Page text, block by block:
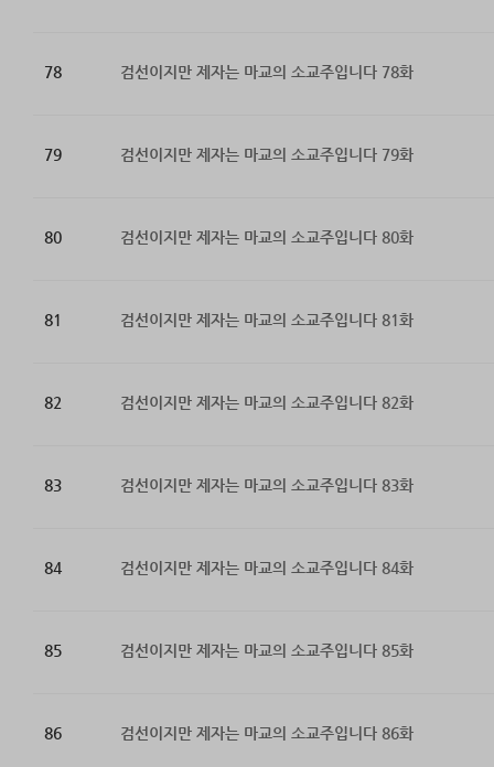
78 검선이지만 제자는 마교의 소교주입니다 78화
79 검선이지만 제자는 마교의 소교주입니다 79화
80 검선이지만 제자는 마교의 소교주입니다 80화
81 검선이지만 제자는 마교의 소교주입니다 81화
82 검선이지만 제자는 마교의 소교주입니다 82화
83 검선이지만 제자는 마교의 소교주입니다 83화
84 검선이지만 제자는 마교의 소교주입니다 84화
85 검선이지만 제자는 마교의 소교주입니다 85화
86 검선이지만 제자는 마교의 소교주입니다 86화